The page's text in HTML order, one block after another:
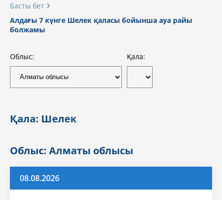
Басты бет
Алдағы 7 күнге Шелек қаласы бойынша ауа райы
болжамы
Облыс: Қала:
Қала: Шелек
Облыс: Алматы облысы
08.08.2026